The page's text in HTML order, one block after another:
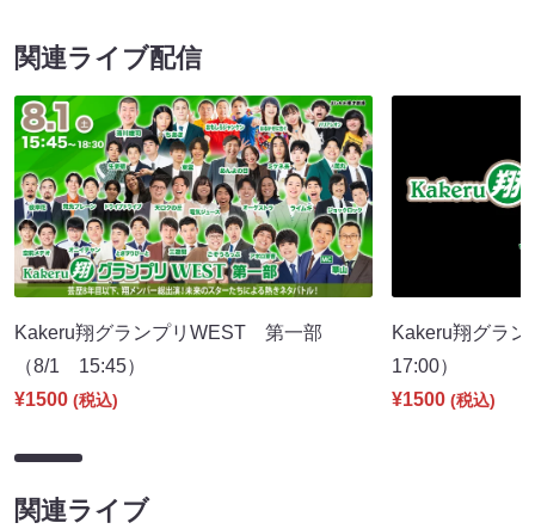
関連ライブ配信
Kakeru翔グランプリWEST 第一部
（8/1 15:45）
¥1500 (税込)
Kakeru翔グラ
17:00）
¥1500 (税込)
関連ライブ